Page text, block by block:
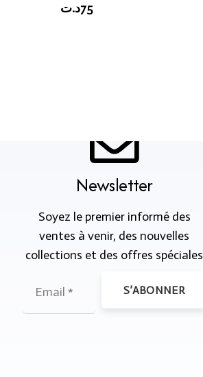
75د.ت
Newsletter
Soyez le premier informé des
ventes à venir, des nouvelles
collections et des offres spéciales
S’ABONNER